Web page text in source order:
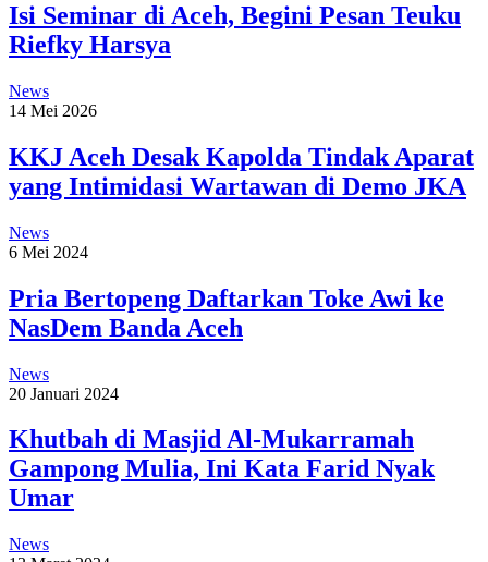
Isi Seminar di Aceh, Begini Pesan Teuku
Riefky Harsya
News
14 Mei 2026
KKJ Aceh Desak Kapolda Tindak Aparat
yang Intimidasi Wartawan di Demo JKA
News
6 Mei 2024
Pria Bertopeng Daftarkan Toke Awi ke
NasDem Banda Aceh
News
20 Januari 2024
Khutbah di Masjid Al-Mukarramah
Gampong Mulia, Ini Kata Farid Nyak
Umar
News